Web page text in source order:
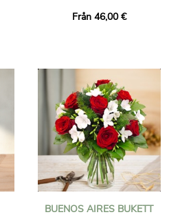
Från 46,00 €
BUENOS AIRES BUKETT